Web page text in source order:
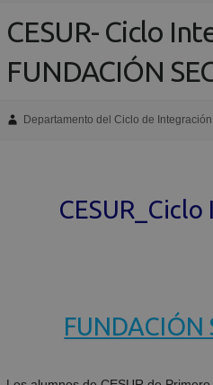
CESUR- Ciclo
FUNDACIÓN
Departamento del Ciclo de Integración
FUNDACIÓN